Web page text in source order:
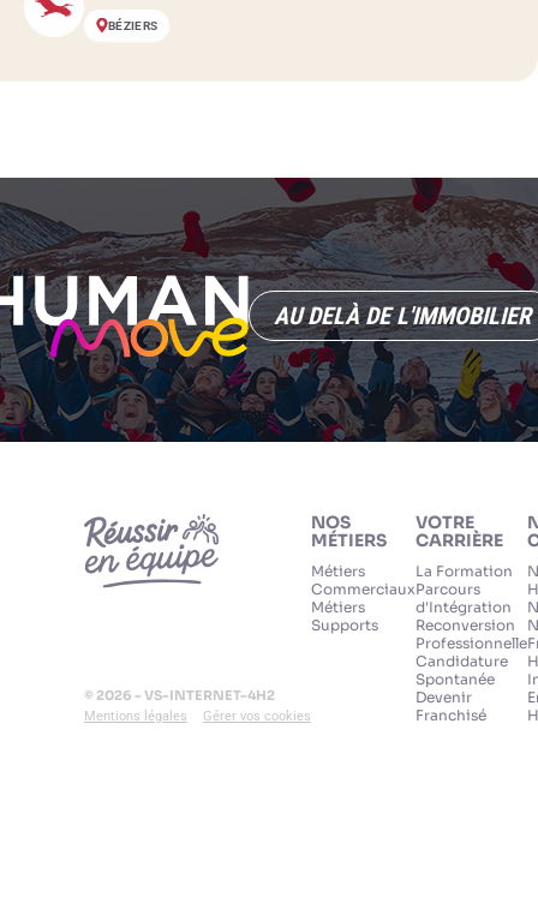
BÉZIERS
AU DELÀ DE L'IMMOBILIER
© 2026 - VS-INTERNET-4H2
Mentions légales Gérer vos cookies
NOS
MÉTIERS
Métiers
Commerciaux
Métiers
Supports
VOTRE
CARRIÈRE
La Formation
Parcours
d'Intégration
Reconversion
Professionnelle
Candidature
Spontanée
Devenir
Franchisé